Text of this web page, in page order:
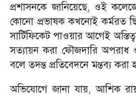
প্রশাসনকে জানিয়েছে, ওই
কোনো প্রভাষক কখনোই কর্মরত
সার্টিফিকেট পাওয়ার আগেই
সত্যায়ন করা ফৌজদারি অপরাধ
বলে তদন্ত প্রতিবেদনে মন্তব্য করা
অভিযোগে জানা যায়, আশিক